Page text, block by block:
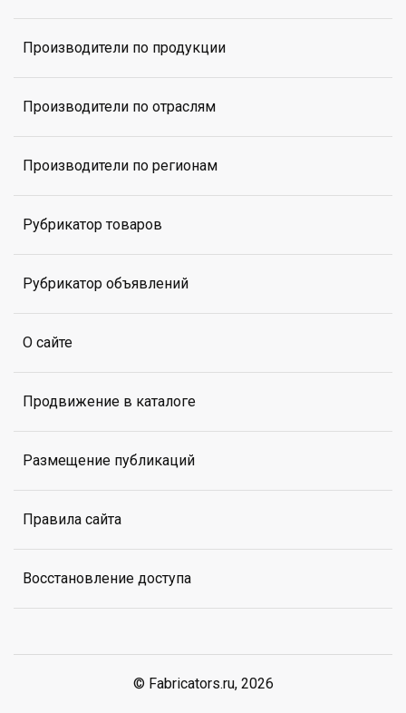
Производители по продукции
Производители по отраслям
Производители по регионам
Рубрикатор товаров
Рубрикатор объявлений
О сайте
Продвижение в каталоге
Размещение публикаций
Правила сайта
Восстановление доступа
© Fabricators.ru, 2026